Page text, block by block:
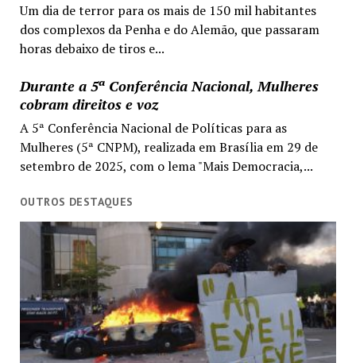
Um dia de terror para os mais de 150 mil habitantes
dos complexos da Penha e do Alemão, que passaram
horas debaixo de tiros e...
Durante a 5ª Conferência Nacional, Mulheres
cobram direitos e voz
A 5ª Conferência Nacional de Políticas para as
Mulheres (5ª CNPM), realizada em Brasília em 29 de
setembro de 2025, com o lema "Mais Democracia,...
OUTROS DESTAQUES